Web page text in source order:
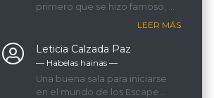
primero que se hizo famoso, y
el primero de muchos de los
LEER MÁS
Leticia Calzada Paz
— Habelas hainas ―
Una buena sala para iniciarse
en el mundo de los Escape